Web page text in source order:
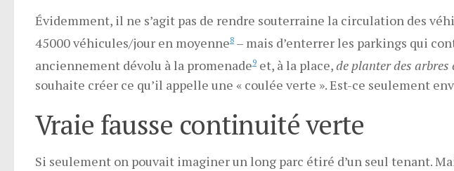
Évidemment, il ne s’agit pas de rendre souterraine la circulation des
45000 véhicules/jour en moyenne8 – mais d’enterrer les parkings qui
anciennement dévolu à la promenade9 et, à la place,de planter des arbres
souhaite créer ce qu’il appelle une « coulée verte ». Est-ce seulement
Vraie fausse continuité verte
Si seulement on pouvait imaginer un long parc étiré d’un seul tenant.